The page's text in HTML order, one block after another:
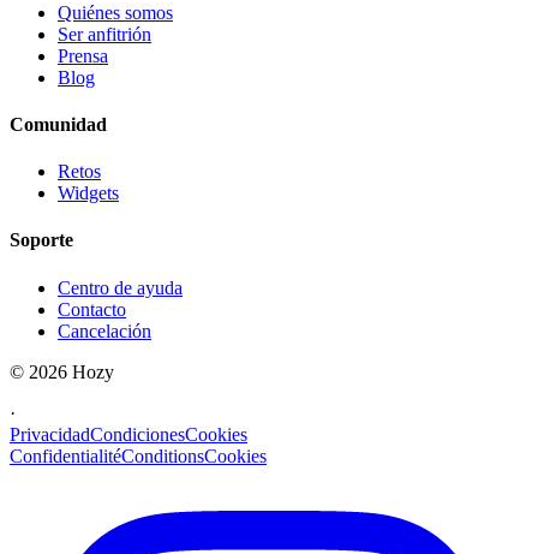
Quiénes somos
Ser anfitrión
Prensa
Blog
Comunidad
Retos
Widgets
Soporte
Centro de ayuda
Contacto
Cancelación
© 2026 Hozy
·
PrivacidadCondicionesCookies
ConfidentialitéConditionsCookies